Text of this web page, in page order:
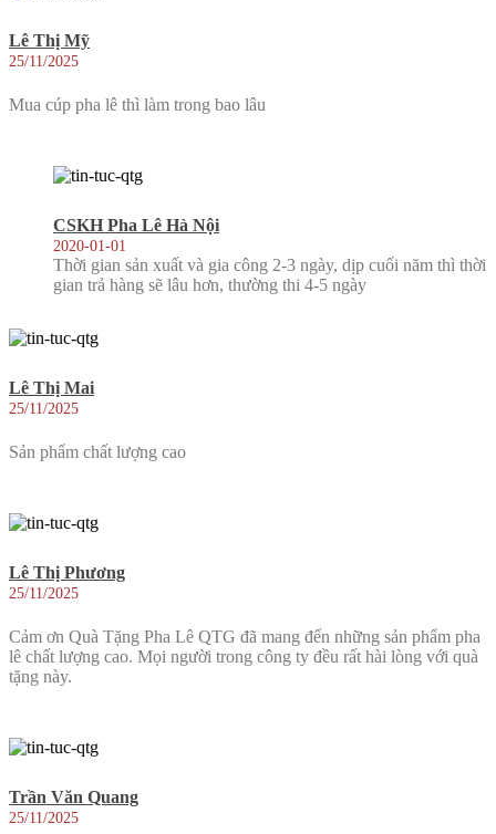
Lê Thị Mỹ
25/11/2025
Mua cúp pha lê thì làm trong bao lâu
CSKH Pha Lê Hà Nội
2020-01-01
Thời gian sản xuất và gia công 2-3 ngày, dịp cuối năm thì thời
gian trả hàng sẽ lâu hơn, thường thi 4-5 ngày
Lê Thị Mai
25/11/2025
Sản phẩm chất lượng cao
Lê Thị Phương
25/11/2025
Cảm ơn Quà Tặng Pha Lê QTG đã mang đến những sản phẩm pha
lê chất lượng cao. Mọi người trong công ty đều rất hài lòng với quà
tặng này.
Trần Văn Quang
25/11/2025